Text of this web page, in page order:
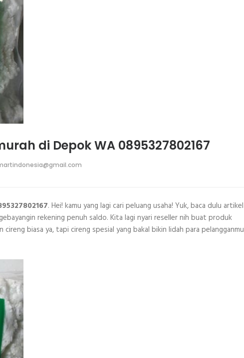
di Depok WA 0895327802167
. Hei! kamu yang lagi cari peluang usaha! Yuk, baca dulu artikel
rekening penuh saldo. Kita lagi nyari reseller nih buat produk
biasa ya, tapi cireng spesial yang bakal bikin lidah para pelangganmu